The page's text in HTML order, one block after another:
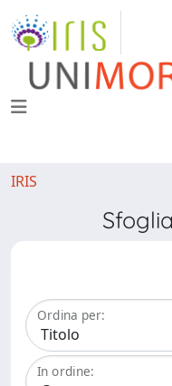
IRIS
Ordina per:
In ordine: